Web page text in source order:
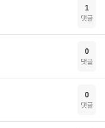
1
댓글
0
댓글
0
댓글